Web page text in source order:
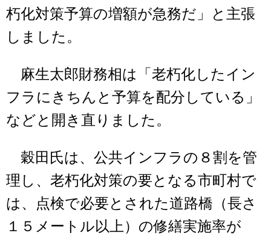
朽化対策予算の増額が急務だ」と主張
しました。
麻生太郎財務相は「老朽化したイン
フラにきちんと予算を配分している」
などと開き直りました。
穀田氏は、公共インフラの８割を管
理し、老朽化対策の要となる市町村で
は、点検で必要とされた道路橋（長さ
１５メートル以上）の修繕実施率が